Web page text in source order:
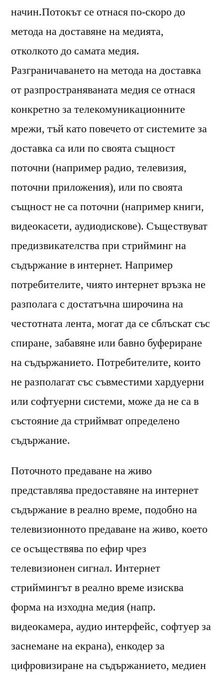
начин.Потокът се отнася по-скоро до
метода на доставяне на медията,
отколкото до самата медия.
Разграничаването на метода на доставка
от разпространяваната медия се отнася
конкретно за телекомуникационните
мрежи, тъй като повечето от системите за
доставка са или по своята същност
поточни (например радио, телевизия,
поточни приложения), или по своята
същност не са поточни (например книги,
видеокасети, аудиодискове). Съществуват
предизвикателства при стрийминг на
съдържание в интернет. Например
потребителите, чиято интернет връзка не
разполага с достатъчна широчина на
честотната лента, могат да се сблъскат със
спиране, забавяне или бавно буфериране
на съдържанието. Потребителите, които
не разполагат със съвместими хардуерни
или софтуерни системи, може да не са в
състояние да стриймват определено
съдържание.
Поточното предаване на живо
представлява предоставяне на интернет
съдържание в реално време, подобно на
телевизионното предаване на живо, което
се осъществява по ефир чрез
телевизионен сигнал. Интернет
стриймингът в реално време изисква
форма на изходна медия (напр.
видеокамера, аудио интерфейс, софтуер за
заснемане на екрана), енкодер за
цифровизиране на съдържанието, медиен